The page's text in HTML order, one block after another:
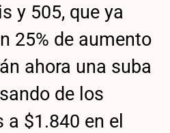
y 505, que ya
25% de aumento
ahora una suba
de los
$1.840 en el